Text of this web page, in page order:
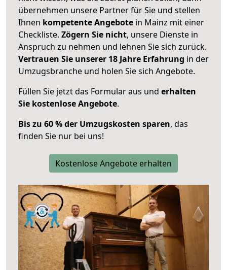
übernehmen unsere Partner für Sie und stellen
Ihnen kompetente Angebote in Mainz mit einer
Checkliste. Zögern Sie nicht, unsere Dienste in
Anspruch zu nehmen und lehnen Sie sich zurück.
Vertrauen Sie unserer 18 Jahre Erfahrung in der
Umzugsbranche und holen Sie sich Angebote.
Füllen Sie jetzt das Formular aus und erhalten
Sie kostenlose Angebote.
Bis zu 60 % der Umzugskosten sparen, das
finden Sie nur bei uns!
Kostenlose Angebote erhalten